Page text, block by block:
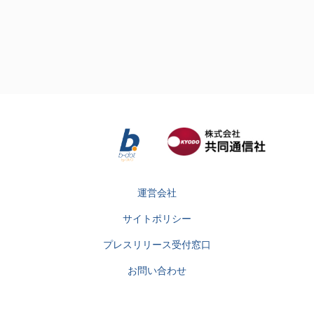
運営会社
サイトポリシー
プレスリリース受付窓口
お問い合わせ